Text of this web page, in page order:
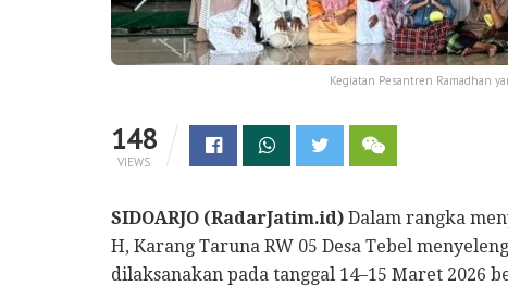
Kegiatan Pesantren Ramadhan
148
VIEWS
SIDOARJO (RadarJatim.id) Dalam rangka
H, Karang Taruna RW 05 Desa Tebel
dilaksanakan pada tanggal 14–15 Maret 2026